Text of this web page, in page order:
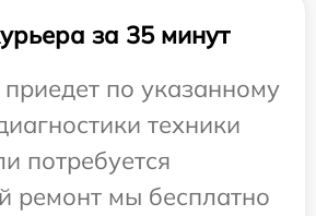
за 35 минут
по указанному
техники
потребуется
ремонт мы бесплатно